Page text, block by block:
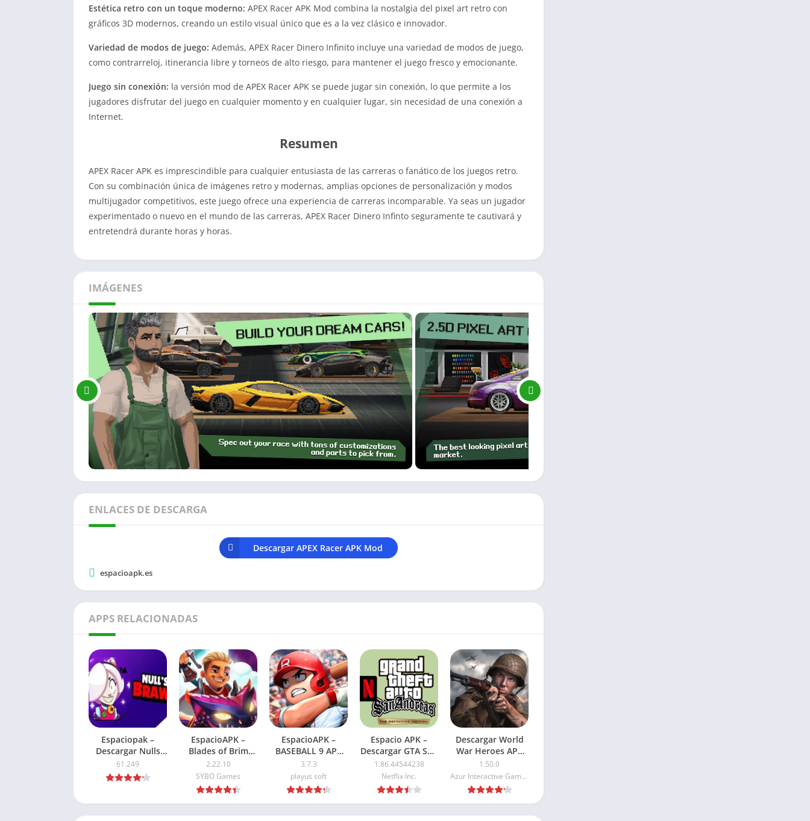
Estética retro con un toque moderno: APEX Racer APK Mod combina la nostalgia del pixel art retro con
gráficos 3D modernos, creando un estilo visual único que es a la vez clásico e innovador.
Variedad de modos de juego: Además, APEX Racer Dinero Infinito incluye una variedad de modos de juego,
como contrarreloj, itinerancia libre y torneos de alto riesgo, para mantener el juego fresco y emocionante.
Juego sin conexión: la versión mod de APEX Racer APK se puede jugar sin conexión, lo que permite a los
jugadores disfrutar del juego en cualquier momento y en cualquier lugar, sin necesidad de una conexión a
Internet.
Resumen
APEX Racer APK es imprescindible para cualquier entusiasta de las carreras o fanático de los juegos retro.
Con su combinación única de imágenes retro y modernas, amplias opciones de personalización y modos
multijugador competitivos, este juego ofrece una experiencia de carreras incomparable. Ya seas un jugador
experimentado o nuevo en el mundo de las carreras, APEX Racer Dinero Infinto seguramente te cautivará y
entretendrá durante horas y horas.
IMÁGENES
ENLACES DE DESCARGA
Descargar APEX Racer APK Mod
espacioapk.es
APPS RELACIONADAS
Espaciopak –
Descargar Nulls
Brawl APK Ultima
Version 2026
61.249
EspacioAPK –
Blades of Brim
Mod APK 2026:
Dinero ilimitado
2.22.10
SYBO Games
EspacioAPK –
BASEBALL 9 APK
Mod Dinero
Ilimitado 2026
3.7.3
playus soft
Espacio APK –
Descargar GTA San
Andreas NETFLIX
APK 2026: Ultima
versión
1.86.44544238
Netflix Inc.
Descargar World
War Heroes APK
2026: Para Android
1.50.0
Azur Interactive Games Limited